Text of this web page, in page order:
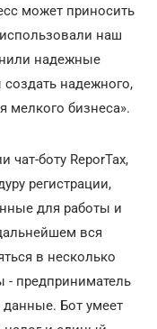
может приносить
наш
надежные
надежного,
мелкого бизнеса».
чат-боту ReporTax,
регистрации,
для работы и
вся
в несколько
- предприниматель
Бот умеет